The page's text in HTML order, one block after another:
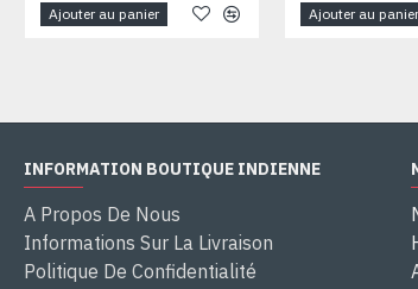
Ajouter au panier Ajouter au panier
INFORMATION BOUTIQUE INDIENNE
A Propos De Nous
Informations Sur La Livraison
Politique De Confidentialité